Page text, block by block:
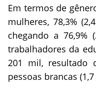
Em termos de
mulheres, 78,3%
chegando a 76,9%
trabalhadores da
201 mil, resultado
pessoas brancas